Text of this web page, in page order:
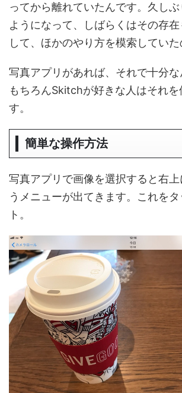
ってから離れていたんです。久し
ようになって、しばらくはその存
して、ほかのやり方を模索していた
写真アプリがあれば、それで十分な
もちろんSkitchが好きな人はそれを
す。
簡単な操作方法
写真アプリで画像を選択すると右
うメニューが出てきます。これを
ト。